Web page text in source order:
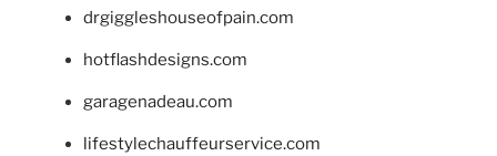
drgiggleshouseofpain.com
hotflashdesigns.com
garagenadeau.com
lifestylechauffeurservice.com